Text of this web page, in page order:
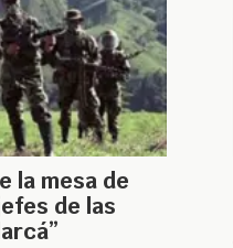
la mesa de
de las